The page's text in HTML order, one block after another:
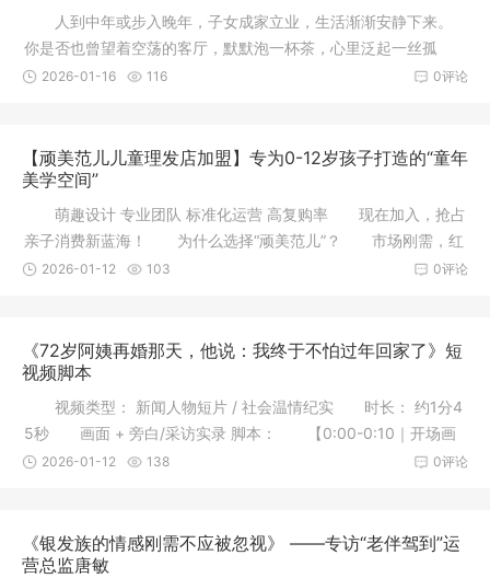
人到中年或步入晚年，子女成家立业，生活渐渐安静下来。
你是否也曾望着空荡的客厅，默默泡一杯茶，心里泛起一丝孤
单？ 其
0评论
2026-01-16 116
【顽美范儿儿童理发店加盟】专为0-12岁孩子打造的“童年
美学空间”
萌趣设计 专业团队 标准化运营 高复购率 现在加入，抢占
亲子消费新蓝海！ 为什么选择“顽美范儿”？ 市场刚需，红
0评论
2026-01-12 103
《72岁阿姨再婚那天，他说：我终于不怕过年回家了》短
视频脚本
视频类型： 新闻人物短片 / 社会温情纪实 时长： 约1分4
5秒 画面 + 旁白/采访实录 脚本： 【0:00-0:10｜开场画
面】
0评论
2026-01-12 138
《银发族的情感刚需不应被忽视》 ——专访“老伴驾到”运
营总监唐敏